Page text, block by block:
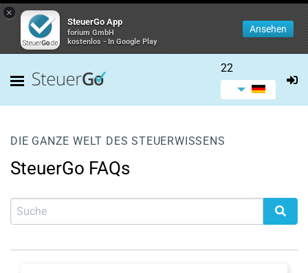
×
SteuerGo App
forium GmbH
kostenlos - In Google Play
Ansehen
22
DIE GANZE WELT DES STEUERWISSENS
SteuerGo FAQs